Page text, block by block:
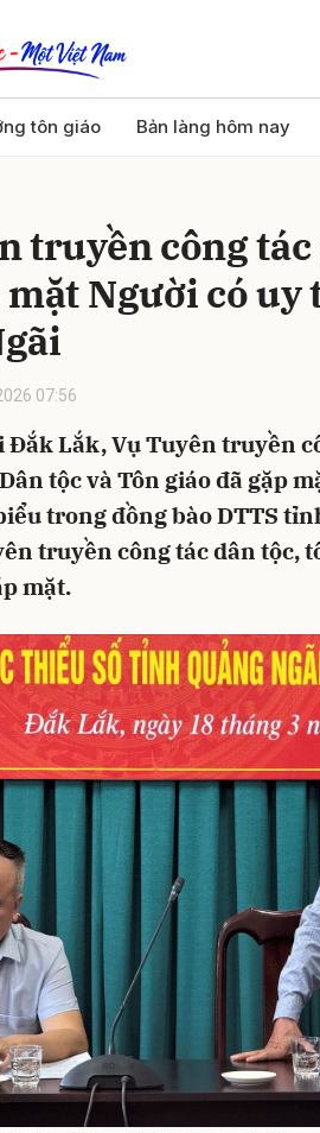
tôn giáo Bản làng hôm nay
truyền công
mặt Người có
07:56
Đắk Lắk, Vụ Tuyên truyền
tộc và Tôn giáo đã gặp
trong đồng bào DTTS
truyền công tác dân tộc,
mặt.
Gửi bình luận